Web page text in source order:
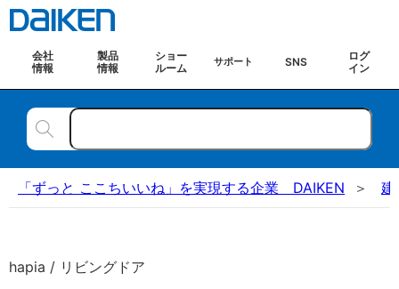
会社
情報
製品
情報
ショー
ルーム
サポート SNS
ログ
イン
「ずっと ここちいいね」を実現する企業 DAIKEN 建
hapia / リビングドア